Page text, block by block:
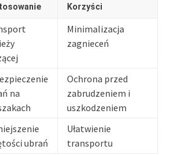
Korzyści
Minimalizacja
zagnieceń
na
Ochrona przed
zabrudzeniem i
uszkodzeniem
ubrań
Ułatwienie
transportu